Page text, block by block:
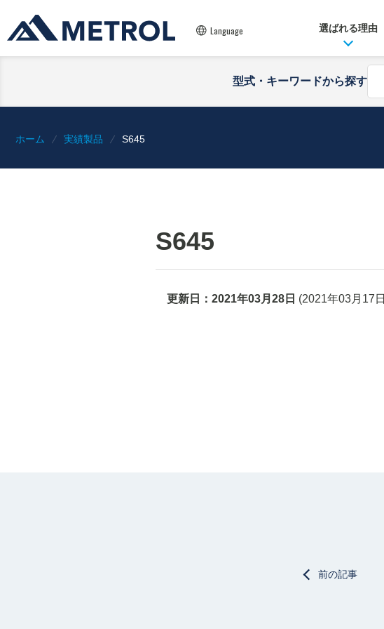
Language 選ばれる理由
型式・キーワードから探す
ホーム 実績製品 S645
S645
更新日： 2021年03月28日 (2021年03月17日
前の記事